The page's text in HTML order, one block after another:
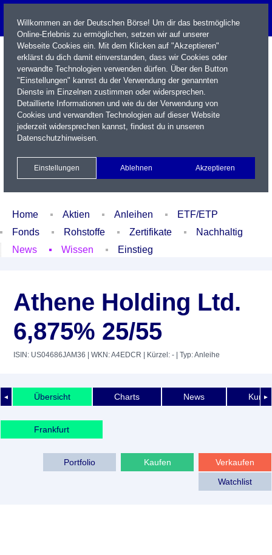
Name / WKN / ISIN / Kürzel
Xetra Realtime
Watchlist Portfolio Login
Home Aktien Anleihen
ETF/ETP
Fonds
Rohstoffe Zertifikate
Nachhaltig
News
Wissen Einstieg
Athene Holding Ltd.
6,875% 25/55
ISIN: US04686JAM36 | WKN: A4EDCR | Kürzel: - | Typ: Anleihe
◄ ►
Übersicht Charts News
Frankfurt
Verkaufen
Kaufen
Portfolio
Watchlist
Willkommen an der Deutschen Börse! Um dir das bestmögliche
Online-Erlebnis zu ermöglichen, setzen wir auf unserer
Webseite Cookies ein. Mit dem Klicken auf "Akzeptieren"
erklärst du dich damit einverstanden, dass wir Cookies oder
verwandte Technologien verwenden dürfen. Über den Button
"Einstellungen" kannst du der Verwendung der genannten
Dienste im Einzelnen zustimmen oder widersprechen.
Detaillierte Informationen und wie du der Verwendung von
Cookies und verwandten Technologien auf dieser Website
jederzeit widersprechen kannst, findest du in unseren
Datenschutzhinweisen.
Einstellungen Ablehnen Akzeptieren